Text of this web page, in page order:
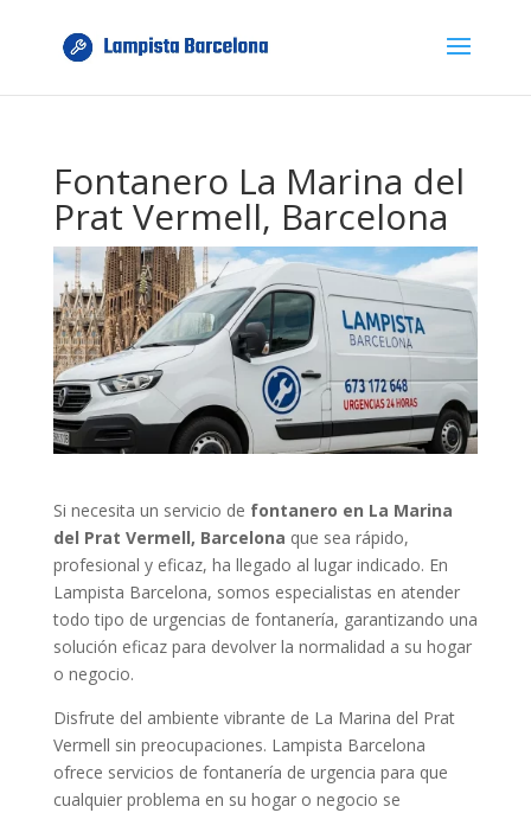
Fontanero La Marina del
Prat Vermell, Barcelona
Si necesita un servicio de fontanero en La Marina
del Prat Vermell, Barcelona que sea rápido,
profesional y eficaz, ha llegado al lugar indicado. En
Lampista Barcelona, somos especialistas en atender
todo tipo de urgencias de fontanería, garantizando una
solución eficaz para devolver la normalidad a su hogar
o negocio.
Disfrute del ambiente vibrante de La Marina del Prat
Vermell sin preocupaciones. Lampista Barcelona
ofrece servicios de fontanería de urgencia para que
cualquier problema en su hogar o negocio se